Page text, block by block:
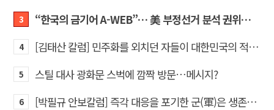
3 “한국의 금기어 A-WEB”… 美 부정선거 분석 권위자 프랭크 박사가 작심 비판한 한국 ‘선거 공작’의 실체
4 [김태산 칼럼] 민주화를 외치던 자들이 대한민국의 적이고 간첩이었다
5 스틸 대사 광화문 스벅에 깜짝 방문…메시지?
6 [박필규 안보칼럼] 즉각 대응을 포기한 군(軍)은 생존할 수 없다